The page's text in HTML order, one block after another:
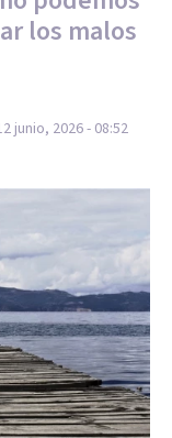
los malos
junio, 2026 - 08:52